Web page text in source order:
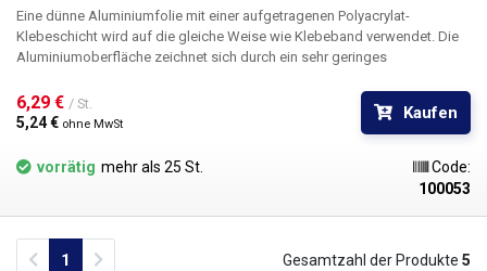
Eine dünne Aluminiumfolie mit einer aufgetragenen Polyacrylat-
Klebeschicht wird auf die gleiche Weise wie Klebeband verwendet. Die
Aluminiumoberfläche zeichnet sich durch ein sehr geringes
gegen Wärmestrahlung eignet. Die hohe Wärmeleitfähigkeit von
Aluminium sorgt zudem dafür, dass sich die Wärme über die gesamte
Oberfläche des Klebebandes verteilt, wodurch es sich ideal zum Schutz
von z. B. Kunststoffbauteilen beim Heißluftlöten eignet.
6,29 € / St.
5,24 € ohne MwSt
Kaufen
vorrätig mehr als 25 St.
Code:
100053
Previous
1 Gesamtzahl der Produkte 5